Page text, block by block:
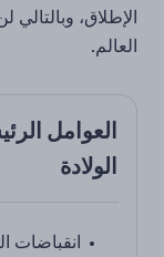
الإطلاق،
العالم.
العوامل
الولادة
انقباضات